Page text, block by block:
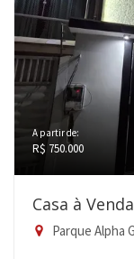
A partir de:
R$ 750.000
Casa à
Parque Alpha